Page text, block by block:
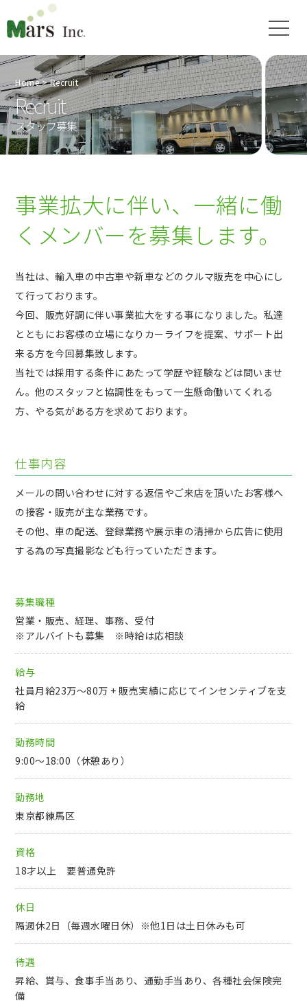
Home Recruit
Recruit
スタッフ募集
事業拡大に伴い、一緒に働
くメンバーを募集します。
当社は、輸入車の中古車や新車などのクルマ販売を中心にし
て行っております。
今回、販売好調に伴い事業拡大をする事になりました。私達
とともにお客様の立場になりカーライフを提案、サポート出
来る方を今回募集致します。
当社では採用する条件にあたって学歴や経験などは問いませ
ん。他のスタッフと協調性をもって一生懸命働いてくれる
方、やる気がある方を求めております。
仕事内容
メールの問い合わせに対する返信やご来店を頂いたお客様へ
の接客・販売が主な業務です。
その他、車の配送、登録業務や展示車の清掃から広告に使用
する為の写真撮影なども行っていただきます。
募集職種
営業・販売、経理、事務、受付
※アルバイトも募集 ※時給は応相談
給与
社員月給23万～80万 + 販売実績に応じてインセンティブを支
給
勤務時間
9:00～18:00（休憩あり）
勤務地
東京都練馬区
資格
18才以上 要普通免許
休日
隔週休2日（毎週水曜日休）※他1日は土日休みも可
待遇
昇給、賞与、食事手当あり、通勤手当あり、各種社会保険完
備